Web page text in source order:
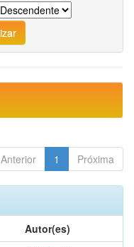
Anterior 1 Próxima
Autor(es)